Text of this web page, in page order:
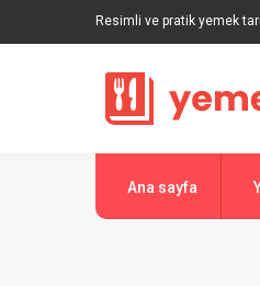
Resimli ve pratik yemek
Ana sayfa